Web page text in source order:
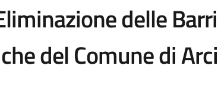
delle
del Comune di